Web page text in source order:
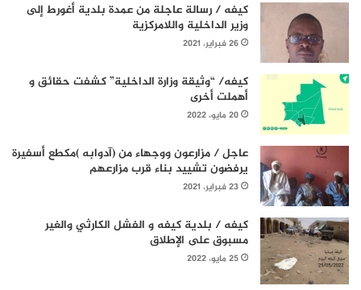
كيفه / رسالة عاجلة من عمدة بلدية أغورط إلى
وزير الداخلية واللامركزية
26 فبراير، 2021
كيفه/ “وثيقة وزارة الداخلية” كشفت حقائق و
أهملت أخرى
20 مايو، 2022
عاجل / مزارعون ووجهاء من (آدوابه )مكطع أسفيرة
يرفضون تشييد بناء قرب مزارعهم
23 فبراير، 2021
كيفه / بلدية كيفه و الفشل الكارثي والغير
مسبوق على الإطلاق
25 مايو، 2022